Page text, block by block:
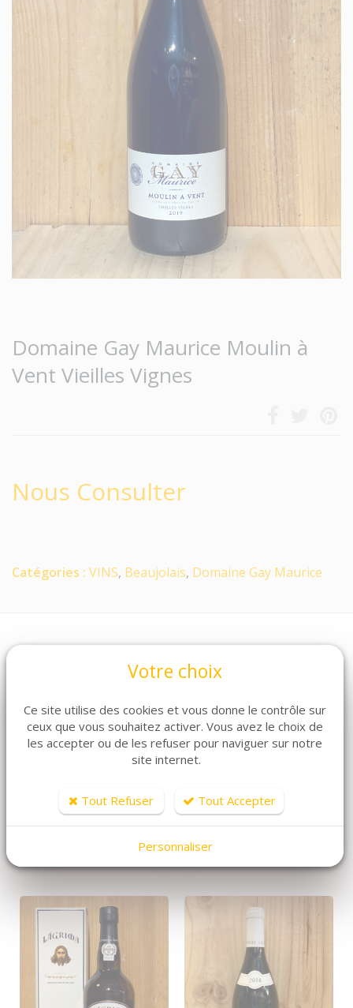
Domaine Gay Maurice Moulin à
Vent Vieilles Vignes
Nous Consulter
Catégories : VINS, Beaujolais, Domaine Gay Maurice
Dans la même famille de produits, découvrez
également ces produits plébiscités par nos clients
Votre choix
Ce site utilise des cookies et vous donne le contrôle sur
ceux que vous souhaitez activer. Vous avez le choix de
les accepter ou de les refuser pour naviguer sur notre
site internet.
Tout Refuser Tout Accepter
Personnaliser